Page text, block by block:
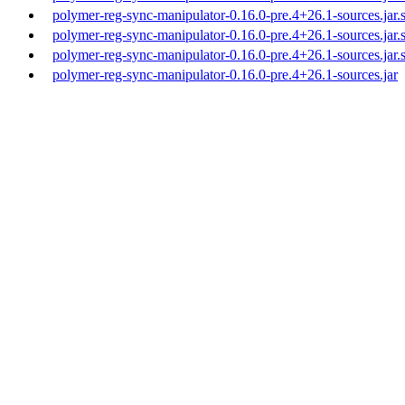
polymer-reg-sync-manipulator-0.16.0-pre.4+26.1-
polymer-reg-sync-manipulator-0.16.0-pre.4+26.1-
polymer-reg-sync-manipulator-0.16.0-pre.4+26.1-
polymer-reg-sync-manipulator-0.16.0-pre.4+26.1-sources.jar